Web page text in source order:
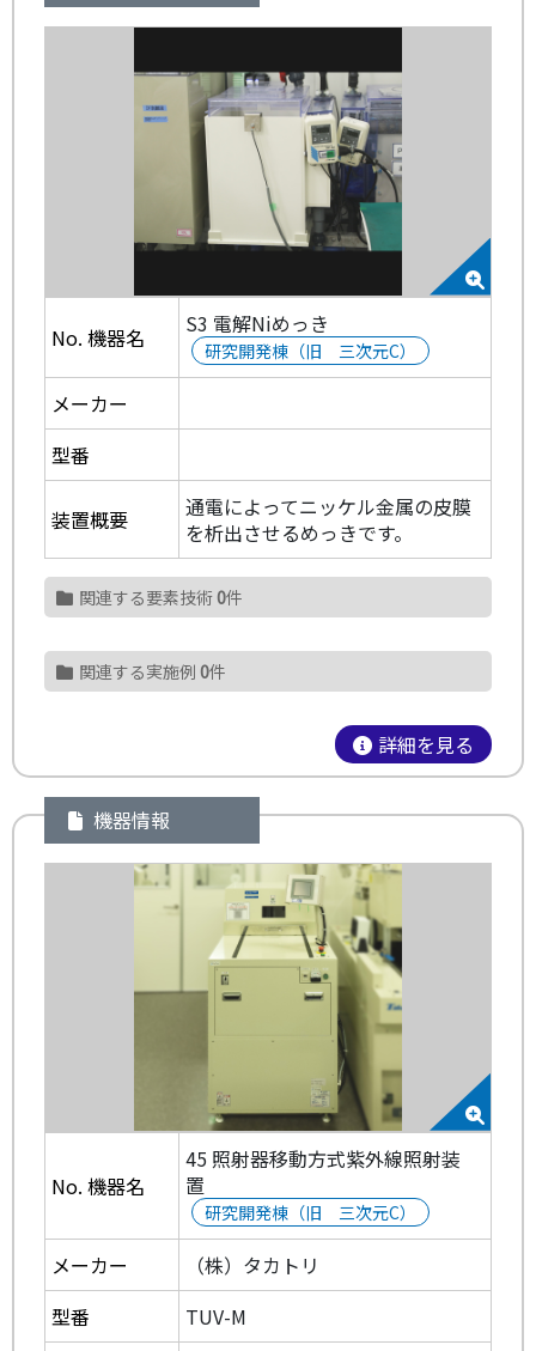
No. 機器名 S3 電解Niめっき
研究開発棟（旧 三次元C）
メーカー
型番
装置概要
通電によってニッケル金属の皮膜
を析出させるめっきです。
関連する要素技術0件
関連する実施例 0件
詳細を見る
機器情報
No. 機器名
45 照射器移動方式紫外線照射装
置
研究開発棟（旧 三次元C）
メーカー
（株）タカトリ
型番
TUV-M